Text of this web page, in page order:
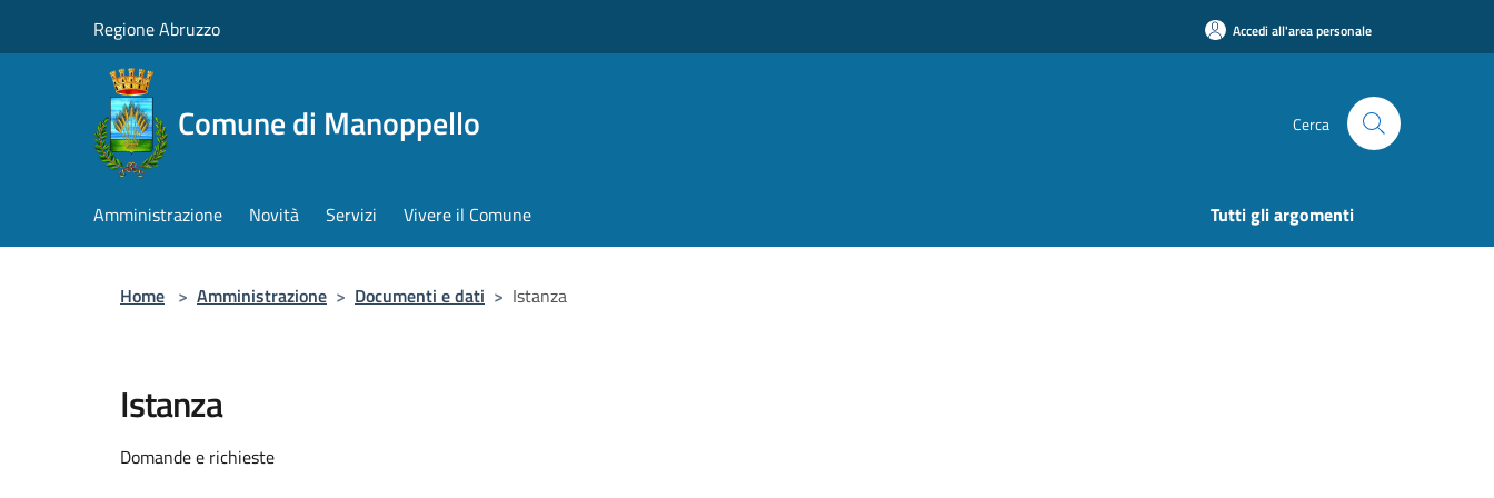
Regione Abruzzo Accedi all'area personale
Comune di Manoppello Cerca
Amministrazione Novità Servizi Vivere il Comune Tutti gli argomenti
Home > Amministrazione > Documenti e dati > Istanza
Istanza
Domande e richieste